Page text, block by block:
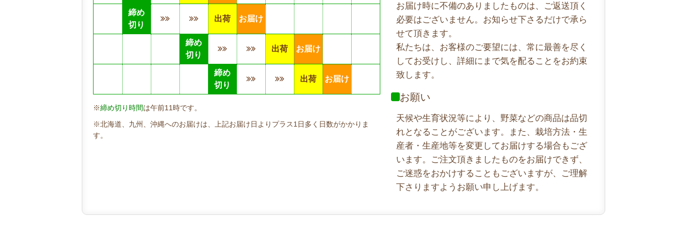
締め
切り
出荷 お届け
締め
切り
出荷 お届け
締め
切り
出荷 お届け
※締め切り時間は午前11時です。
※北海道、九州、沖縄へのお届けは、上記お届け日よりプラス1日多く日数がかかりま
す。
お届け時に不備のありましたものは、ご返送頂く
必要はございません。お知らせ下さるだけで承ら
せて頂きます。
私たちは、お客様のご要望には、常に最善を尽く
してお受けし、詳細にまで気を配ることをお約束
致します。
お願い
天候や生育状況等により、野菜などの商品は品切
れとなることがございます。また、栽培方法・生
産者・生産地等を変更してお届けする場合もござ
います。ご注文頂きましたものをお届けできず、
ご迷惑をおかけすることもございますが、ご理解
下さりますようお願い申し上げます。